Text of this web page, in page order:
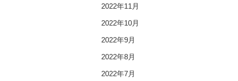
2022年11月
2022年10月
2022年9月
2022年8月
2022年7月